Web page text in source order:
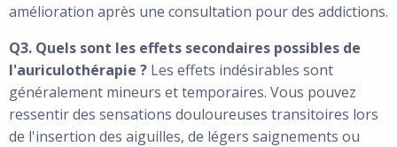
amélioration après une consultation pour des addictions.
Q3. Quels sont les effets secondaires possibles de
l'auriculothérapie ? Les effets indésirables sont
généralement mineurs et temporaires. Vous pouvez
ressentir des sensations douloureuses transitoires lors
de l'insertion des aiguilles, de légers saignements ou